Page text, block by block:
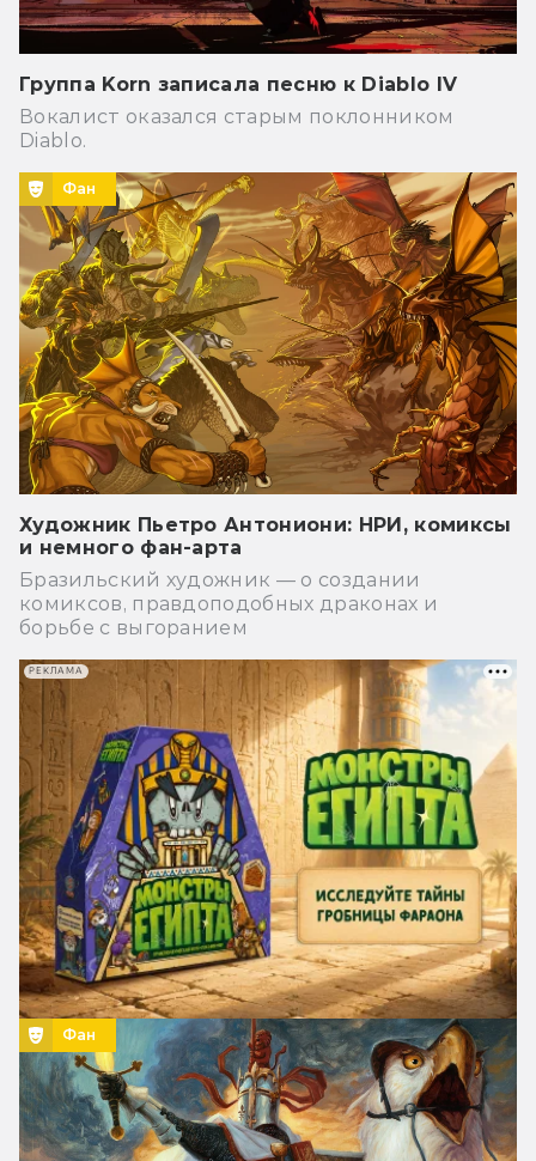
Группа Korn записала песню к Diablo IV
Вокалист оказался старым поклонником
Diablo.
Фан
Художник Пьетро Антониони: НРИ, комиксы
и немного фан-арта
Бразильский художник — о создании
комиксов, правдоподобных драконах и
борьбе с выгоранием
Фан
РЕКЛАМА